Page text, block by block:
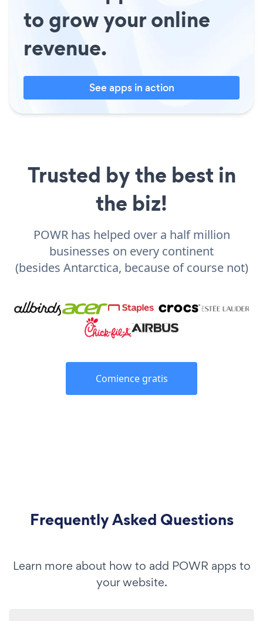
to grow your online
revenue.
See apps in action
Trusted by the best in
the biz!
POWR has helped over a half million
businesses on every continent
(besides Antarctica, because of course not)
Comience gratis
Frequently Asked Questions
Learn more about how to add POWR apps to
your website.